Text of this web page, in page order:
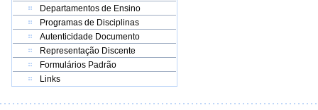
Departamentos de Ensino
Programas de Disciplinas
Autenticidade Documento
Representação Discente
Formulários Padrão
Links